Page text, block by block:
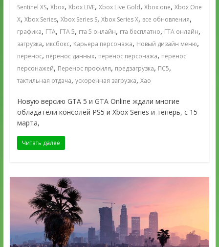
Sentinel XS, Xbox, Xbox LIVE, Xbox Live Gold, Xbox one, Xbox One
X, Xbox Series, Xbox Series S, Xbox Series X, все обновления,
графика, ГТА, ГТА 5, гта 5 онлайн, гта бесплатно, ГТА онлайн,
загрузка, иксбокс, Карьера персонажа, Новый дизайн меню,
перенос, перенос данных, перенос персонажа, перенос
персонажей, Перенос профиля, предзагрузка, ПС5,
тактильная отдача, ускоренная загрузка, Хао
Новую версию GTA 5 и GTA Online ждали многие
обладатели консолей PS5 и Xbox Series и теперь, с 15
марта,
Читать далее